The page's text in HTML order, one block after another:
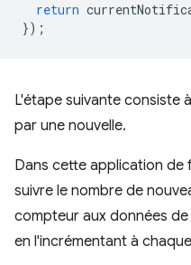
return
});
L'étape suivante consiste
par une nouvelle.
Dans cette application de
suivre le nombre de
compteur aux données
en l'incrémentant à